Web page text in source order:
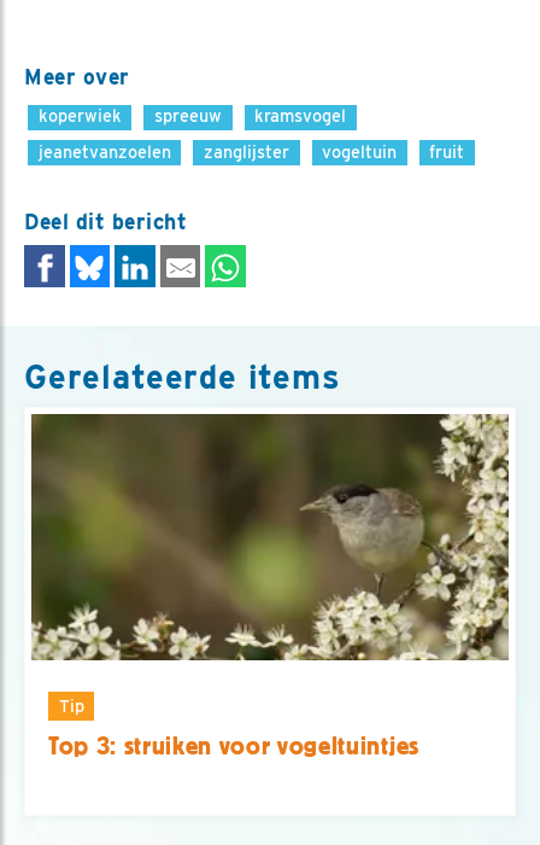
Meer over
koperwiek spreeuw
kramsvogel
jeanetvanzoelen
zanglijster vogeltuin fruit
Deel dit bericht
Gerelateerde items
Tip
Top 3: struiken voor vogeltuintjes